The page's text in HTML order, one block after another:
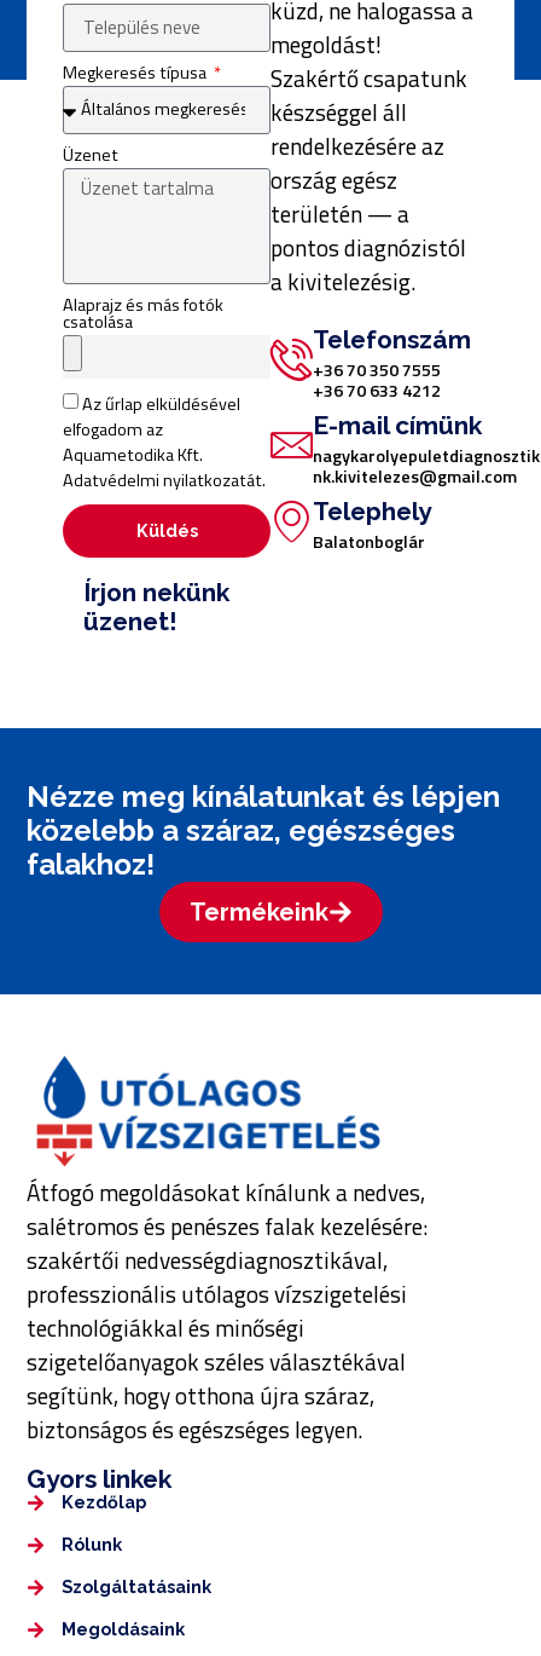
Írjon nekünk
üzenet!
Megkeresés típusa
Üzenet
Alaprajz és más fotók
csatolása
Az űrlap elküldésével
elfogadom az
Aquametodika Kft.
Adatvédelmi nyilatkozatát.
Küldés
küzd, ne halogassa a
megoldást!
Szakértő csapatunk
készséggel áll
rendelkezésére az
ország egész
területén — a
pontos diagnózistól
a kivitelezésig.
Telefonszám
+36 70 350 7555
+36 70 633 4212
E-mail címünk
nk.kivitelezes@gmail.com
Telephely
Balatonboglár
Nézze meg kínálatunkat és lépjen
közelebb a száraz, egészséges
falakhoz!
Termékeink
Átfogó megoldásokat kínálunk a nedves,
salétromos és penészes falak kezelésére:
szakértői nedvességdiagnosztikával,
professzionális utólagos vízszigetelési
technológiákkal és minőségi
szigetelőanyagok széles választékával
segítünk, hogy otthona újra száraz,
biztonságos és egészséges legyen.
Gyors linkek
Kezdőlap
Rólunk
Szolgáltatásaink
Megoldásaink